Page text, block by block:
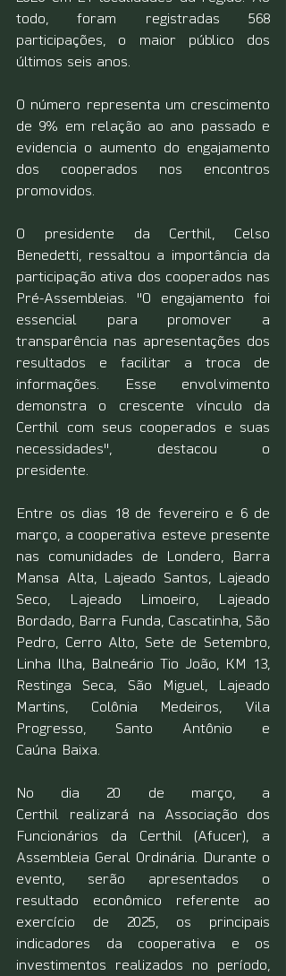
todo, foram registradas 568
participações, o maior público dos
últimos seis anos.
O número representa um crescimento
de 9% em relação ao ano passado e
evidencia o aumento do engajamento
dos cooperados nos encontros
promovidos.
O presidente da Certhil, Celso
Benedetti, ressaltou a importância da
participação ativa dos cooperados nas
Pré-Assembleias. "O engajamento foi
essencial para promover a
transparência nas apresentações dos
resultados e facilitar a troca de
informações. Esse envolvimento
demonstra o crescente vínculo da
Certhil com seus cooperados e suas
necessidades", destacou o
presidente.
Entre os dias 18 de fevereiro e 6 de
março, a cooperativa esteve presente
nas comunidades de Londero, Barra
Mansa Alta, Lajeado Santos, Lajeado
Seco, Lajeado Limoeiro, Lajeado
Bordado, Barra Funda, Cascatinha, São
Pedro, Cerro Alto, Sete de Setembro,
Linha Ilha, Balneário Tio João, KM 13,
Restinga Seca, São Miguel, Lajeado
Martins, Colônia Medeiros, Vila
Progresso, Santo Antônio e
Caúna Baixa.
No dia 20 de março, a
Certhil realizará na Associação dos
Funcionários da Certhil (Afucer), a
Assembleia Geral Ordinária. Durante o
evento, serão apresentados o
resultado econômico referente ao
exercício de 2025, os principais
indicadores da cooperativa e os
investimentos realizados no período,